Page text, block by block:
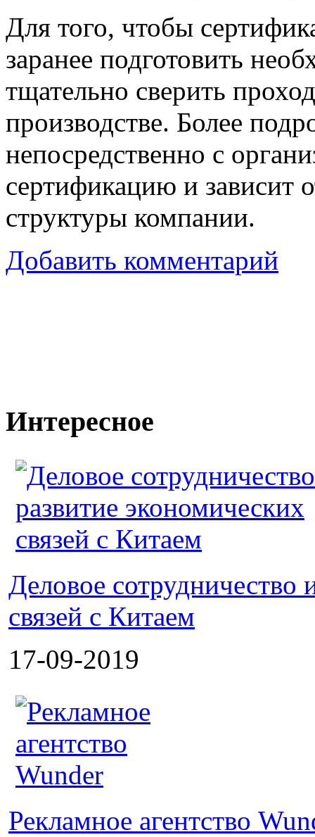
Для того, чтобы
заранее подготовить
тщательно сверить
производстве. Более
непосредственно с
сертификацию и зависит
структуры компании.
Добавить комментарий
Интересное
Деловое сотрудничество
связей с Китаем
17-09-2019
Рекламное агентство